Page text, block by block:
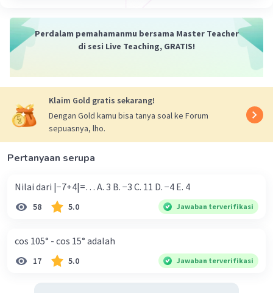
Perdalam pemahamanmu bersama Master Teacher
di sesi Live Teaching, GRATIS!
Klaim Gold gratis sekarang!
Dengan Gold kamu bisa tanya soal ke Forum
sepuasnya, lho.
Pertanyaan serupa
Nilai dari |−7+4|=… A. 3 B. −3 C. 11 D. −4 E. 4
58 5.0 Jawaban terverifikasi
cos 105° - cos 15° adalah
17 5.0 Jawaban terverifikasi